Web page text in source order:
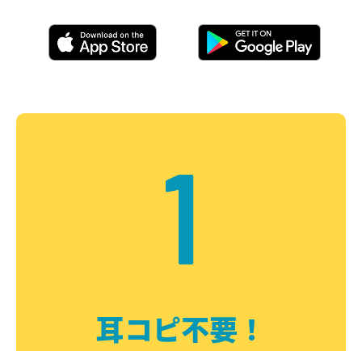
1
耳コピ不要！